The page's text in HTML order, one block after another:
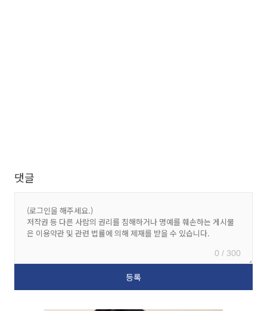
댓글
0 / 300